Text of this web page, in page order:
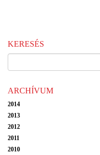
KERESÉS
ARCHÍVUM
2014
2013
2012
2011
2010